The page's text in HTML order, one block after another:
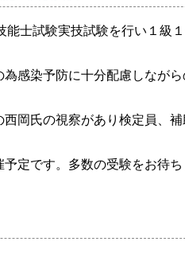
能士試験実技試験を行い１級
為感染予防に十分配慮しなが
岡氏の視察があり検定員、
予定です。多数の受験をお待